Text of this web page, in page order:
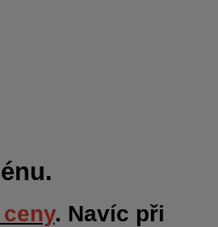
. Navíc při